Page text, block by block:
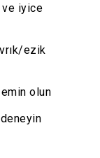
ve iyice
ezik
olun